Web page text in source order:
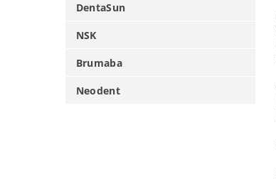
DentaSun
NSK
Brumaba
Neodent